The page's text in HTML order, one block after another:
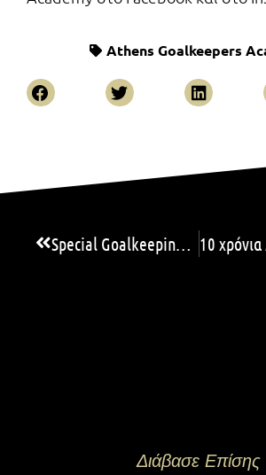
Athens Goalkeepers
Special Goalkeeping Gym by AGA!
Διάβασε Επίσης